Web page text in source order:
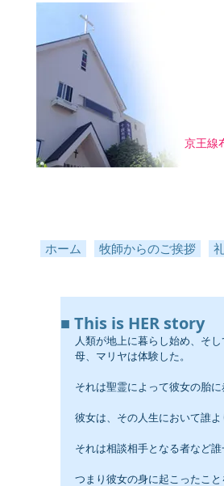
京王線
ホーム 牧師からのご挨拶
■ This is HER story
人類が地上に暮らし始め、そ
母、マリヤは体験した。
それは聖霊によって彼女の胎
彼女は、その人生において誰よ
それは相談相手となる者など
つまり彼女の身に起こったこと